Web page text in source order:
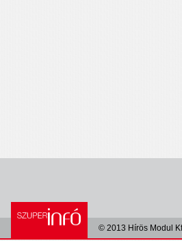
© 2013 Hírös Modul